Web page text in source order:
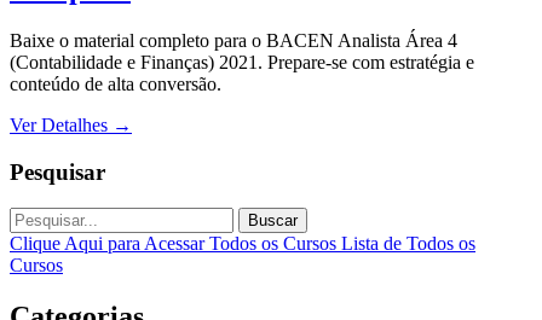
Baixe o material completo para o BACEN Analista Área 4
(Contabilidade e Finanças) 2021. Prepare-se com estratégia e
conteúdo de alta conversão.
Ver Detalhes →
Pesquisar
Buscar
Clique Aqui para Acessar Todos os Cursos Lista de Todos os
Cursos